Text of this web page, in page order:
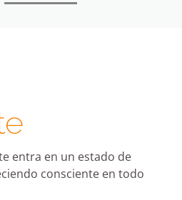
entra en un estado de
consciente en todo